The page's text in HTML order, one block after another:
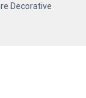
Decorative